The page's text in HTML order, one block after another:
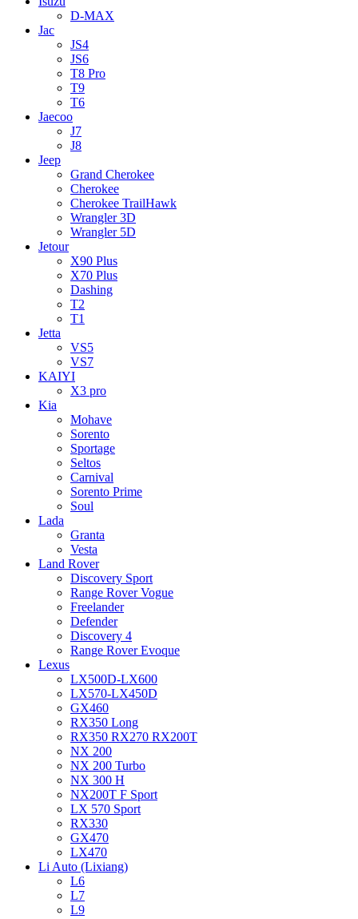
D-MAX
Jac
JS4
JS6
T8 Pro
T9
T6
Jaecoo
J7
J8
Jeep
Grand Cherokee
Cherokee
Cherokee TrailHawk
Wrangler 3D
Wrangler 5D
Jetour
X90 Plus
X70 Plus
Dashing
T2
T1
Jetta
VS5
VS7
KAIYI
X3 pro
Kia
Mohave
Sorento
Sportage
Seltos
Carnival
Sorento Prime
Soul
Lada
Granta
Vesta
Land Rover
Discovery Sport
Range Rover Vogue
Freelander
Defender
Discovery 4
Range Rover Evoque
Lexus
LX500D-LX600
LX570-LX450D
GX460
RX350 Long
RX350 RX270 RX200T
NX 200
NX 200 Turbo
NX 300 H
NX200T F Sport
LX 570 Sport
RX330
GX470
LX470
Li Auto (Lixiang)
L6
L7
L9